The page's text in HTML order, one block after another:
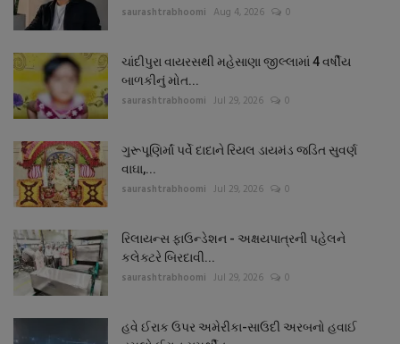
saurashtrabhoomi Aug 4, 2026 0
ચાંદીપુરા વાયરસથી મહેસાણા જીલ્લામાં 4 વર્ષીય
બાળકીનું મોત...
saurashtrabhoomi Jul 29, 2026 0
ગુરૂપૂણિર્માં પર્વે દાદાને રિયલ ડાયમંડ જડિત સુવર્ણ
વાઘા,...
saurashtrabhoomi Jul 29, 2026 0
રિલાયન્સ ફાઉન્ડેશન - અક્ષયપાત્રની પહેલને
કલેક્ટરે બિરદાવી...
saurashtrabhoomi Jul 29, 2026 0
હવે ઈરાક ઉપર અમેરીકા-સાઉદી અરબનો હવાઈ